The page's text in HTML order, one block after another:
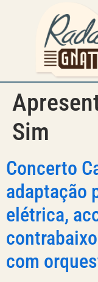
Sim
Concerto
adaptação
elétrica,
com